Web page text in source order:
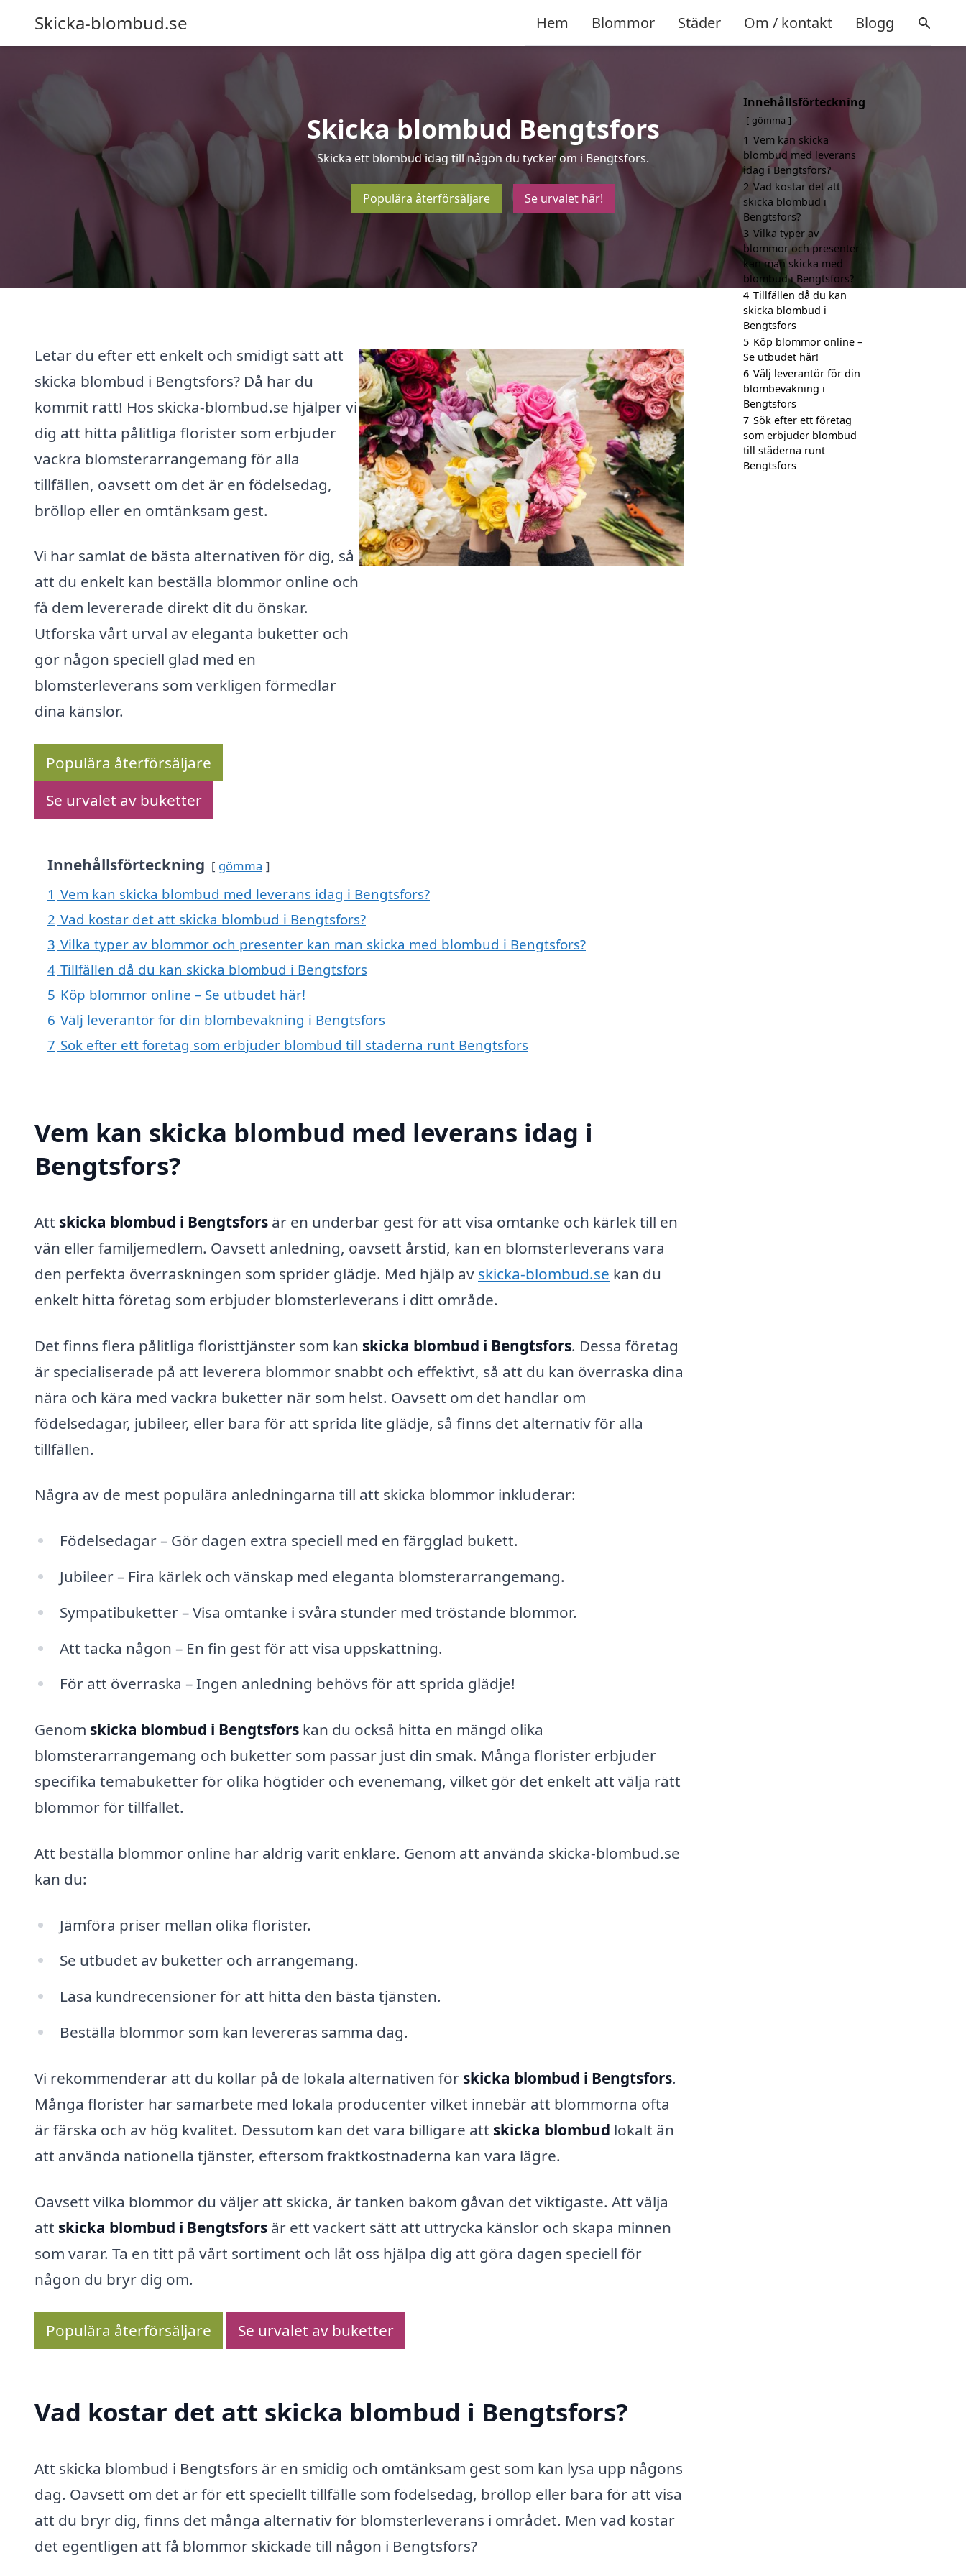
Skicka-blombud.se Hem Blommor Städer Om / kontakt Blogg
Skicka blombud Bengtsfors
Skicka ett blombud idag till någon du tycker om i Bengtsfors.
Populära återförsäljare Se urvalet här!
Letar du efter ett enkelt och smidigt sätt att
skicka blombud i Bengtsfors? Då har du
kommit rätt! Hos skicka-blombud.se hjälper vi
dig att hitta pålitliga florister som erbjuder
vackra blomsterarrangemang för alla
tillfällen, oavsett om det är en födelsedag,
bröllop eller en omtänksam gest.
Vi har samlat de bästa alternativen för dig, så
att du enkelt kan beställa blommor online och
få dem levererade direkt dit du önskar.
Utforska vårt urval av eleganta buketter och
gör någon speciell glad med en
blomsterleverans som verkligen förmedlar
dina känslor.
Populära återförsäljare
Se urvalet av buketter
Innehållsförteckning gömma
1 Vem kan skicka blombud med leverans idag i Bengtsfors?
2 Vad kostar det att skicka blombud i Bengtsfors?
3 Vilka typer av blommor och presenter kan man skicka med blombud i Bengtsfors?
4 Tillfällen då du kan skicka blombud i Bengtsfors
5 Köp blommor online – Se utbudet här!
6 Välj leverantör för din blombevakning i Bengtsfors
7 Sök efter ett företag som erbjuder blombud till städerna runt Bengtsfors
Vem kan skicka blombud med leverans idag i
Bengtsfors?
Att skicka blombud i Bengtsfors är en underbar gest för att visa omtanke och kärlek till en
vän eller familjemedlem. Oavsett anledning, oavsett årstid, kan en blomsterleverans vara
den perfekta överraskningen som sprider glädje. Med hjälp av skicka-blombud.se kan du
enkelt hitta företag som erbjuder blomsterleverans i ditt område.
Det finns flera pålitliga floristtjänster som kan skicka blombud i Bengtsfors. Dessa företag
är specialiserade på att leverera blommor snabbt och effektivt, så att du kan överraska dina
nära och kära med vackra buketter när som helst. Oavsett om det handlar om
födelsedagar, jubileer, eller bara för att sprida lite glädje, så finns det alternativ för alla
tillfällen.
Några av de mest populära anledningarna till att skicka blommor inkluderar:
Födelsedagar – Gör dagen extra speciell med en färgglad bukett.
Jubileer – Fira kärlek och vänskap med eleganta blomsterarrangemang.
Sympatibuketter – Visa omtanke i svåra stunder med tröstande blommor.
Att tacka någon – En fin gest för att visa uppskattning.
För att överraska – Ingen anledning behövs för att sprida glädje!
Genom skicka blombud i Bengtsfors kan du också hitta en mängd olika
blomsterarrangemang och buketter som passar just din smak. Många florister erbjuder
specifika temabuketter för olika högtider och evenemang, vilket gör det enkelt att välja rätt
blommor för tillfället.
Att beställa blommor online har aldrig varit enklare. Genom att använda skicka-blombud.se
kan du:
Jämföra priser mellan olika florister.
Se utbudet av buketter och arrangemang.
Läsa kundrecensioner för att hitta den bästa tjänsten.
Beställa blommor som kan levereras samma dag.
Vi rekommenderar att du kollar på de lokala alternativen för skicka blombud i Bengtsfors.
Många florister har samarbete med lokala producenter vilket innebär att blommorna ofta
är färska och av hög kvalitet. Dessutom kan det vara billigare att skicka blombud lokalt än
att använda nationella tjänster, eftersom fraktkostnaderna kan vara lägre.
Oavsett vilka blommor du väljer att skicka, är tanken bakom gåvan det viktigaste. Att välja
att skicka blombud i Bengtsfors är ett vackert sätt att uttrycka känslor och skapa minnen
som varar. Ta en titt på vårt sortiment och låt oss hjälpa dig att göra dagen speciell för
någon du bryr dig om.
Populära återförsäljare Se urvalet av buketter
Vad kostar det att skicka blombud i Bengtsfors?
Att skicka blombud i Bengtsfors är en smidig och omtänksam gest som kan lysa upp någons
dag. Oavsett om det är för ett speciellt tillfälle som födelsedag, bröllop eller bara för att visa
att du bryr dig, finns det många alternativ för blomsterleverans i området. Men vad kostar
det egentligen att få blommor skickade till någon i Bengtsfors?
Innehållsförteckning
gömma
1 Vem kan skicka
blombud med leverans
idag i Bengtsfors?
2 Vad kostar det att
skicka blombud i
Bengtsfors?
3 Vilka typer av
blommor och presenter
kan man skicka med
blombud i Bengtsfors?
4 Tillfällen då du kan
skicka blombud i
Bengtsfors
5 Köp blommor online –
Se utbudet här!
6 Välj leverantör för din
blombevakning i
Bengtsfors
7 Sök efter ett företag
som erbjuder blombud
till städerna runt
Bengtsfors